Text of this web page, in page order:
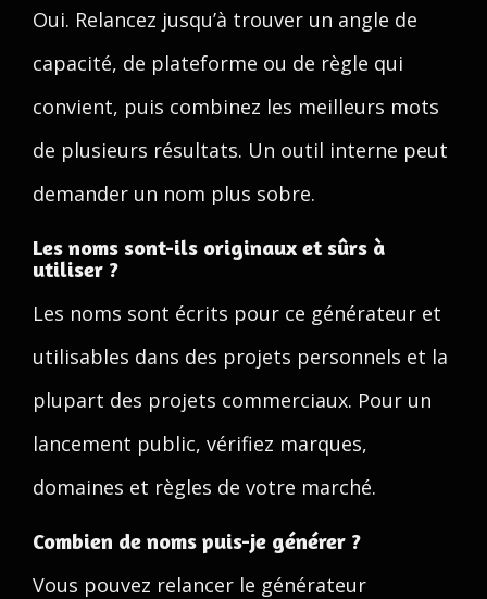
Oui. Relancez jusqu’à trouver un angle de
capacité, de plateforme ou de règle qui
convient, puis combinez les meilleurs mots
de plusieurs résultats. Un outil interne peut
demander un nom plus sobre.
Les noms sont-ils originaux et sûrs à
utiliser ?
Les noms sont écrits pour ce générateur et
utilisables dans des projets personnels et la
plupart des projets commerciaux. Pour un
lancement public, vérifiez marques,
domaines et règles de votre marché.
Combien de noms puis-je générer ?
Vous pouvez relancer le générateur